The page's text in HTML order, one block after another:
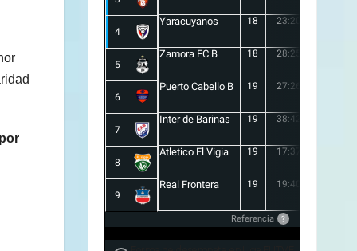
4
Yaracuyanos 18 23:20
5
Zamora FC B 18 28:25
6
Puerto Cabello B 19 27:26
7
Inter de Barinas 19 38:42
8
Atletico El Vigia 19 17:37
9
Real Frontera 19 19:40
Referencia ?